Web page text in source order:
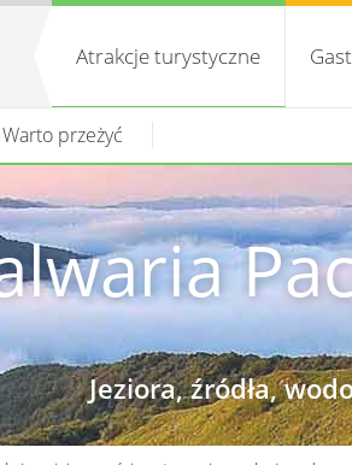
Atrakcje turystyczne
Warto przeżyć
Jeziora, źródła,